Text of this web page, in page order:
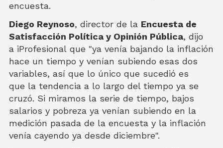
encuesta.
Diego Reynoso, director de la Encuesta de
Satisfacción Política y Opinión Pública, dijo
a iProfesional que "ya venía bajando la inflación
hace un tiempo y venían subiendo esas dos
variables, así que lo único que sucedió es
que la tendencia a lo largo del tiempo ya se
cruzó. Si miramos la serie de tiempo, bajos
salarios y pobreza ya venían subiendo en la
medición pasada de la encuesta y la inflación
venía cayendo ya desde diciembre".